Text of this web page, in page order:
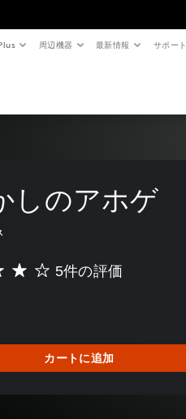
周辺機器 最新情報 サポート
しのアホゲ
5件の評価
カートに追加